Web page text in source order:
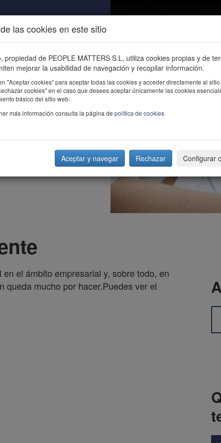
ÚNETE CONTACTO
el ámbito empresarial y, sobre todo, en
queda mucho por hacer.Puedes ver el
las cookies en este sitio
propiedad de PEOPLE MATTERS S.L, utiliza cookies propias y de
mejorar la usabilidad de navegación y recopilar información.
"Aceptar cookies" para aceptar todas las cookies y acceder directamente al
cookies" en el caso que desees aceptar únicamente las cookies
básico del sitio web.
más información consulta la página de política de cookies
Aceptar y navegar Rechazar Configurar